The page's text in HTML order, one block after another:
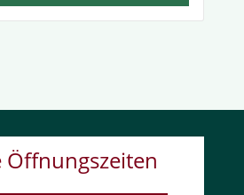
Öffnungszeiten